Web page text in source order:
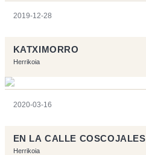
2019-12-28
KATXIMORRO
Herrikoia
2020-03-16
EN LA CALLE COSCOJALES
Herrikoia